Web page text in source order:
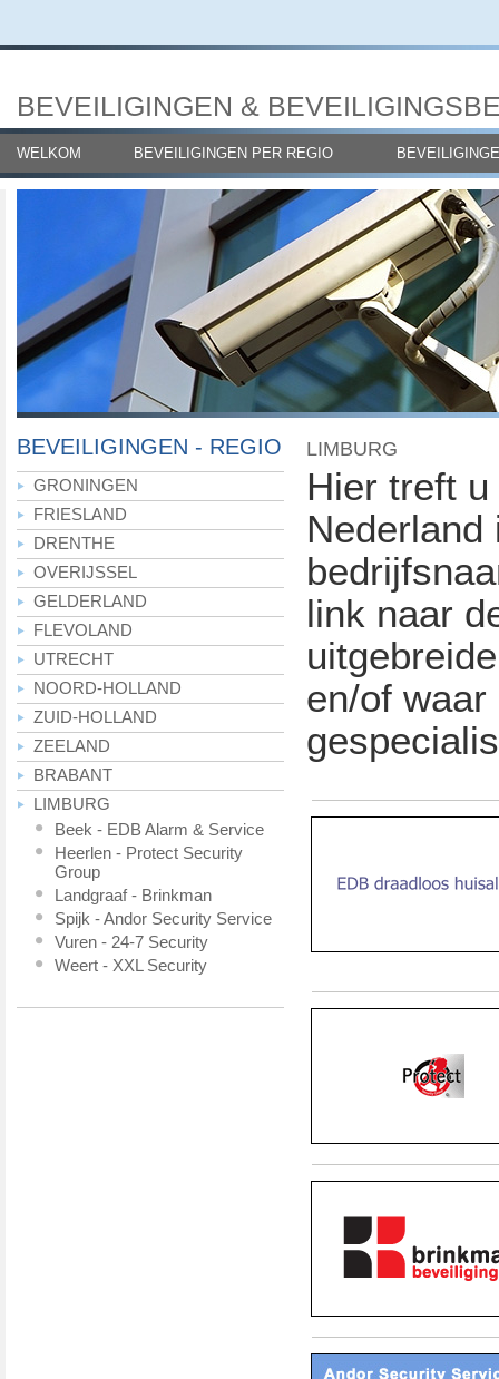
BEVEILIGINGEN &
WELKOM BEVEILIGINGEN PER REGIO
BEVEILIGINGEN - REGIO
GRONINGEN
FRIESLAND
DRENTHE
OVERIJSSEL
GELDERLAND
FLEVOLAND
UTRECHT
NOORD-HOLLAND
ZUID-HOLLAND
ZEELAND
BRABANT
LIMBURG
Beek - EDB Alarm & Service
Heerlen - Protect Security
Group
Landgraaf - Brinkman
Spijk - Andor Security Service
Vuren - 24-7 Security
Weert - XXL Security
LIMBURG
Hier treft
Nederland
link naar
en/of